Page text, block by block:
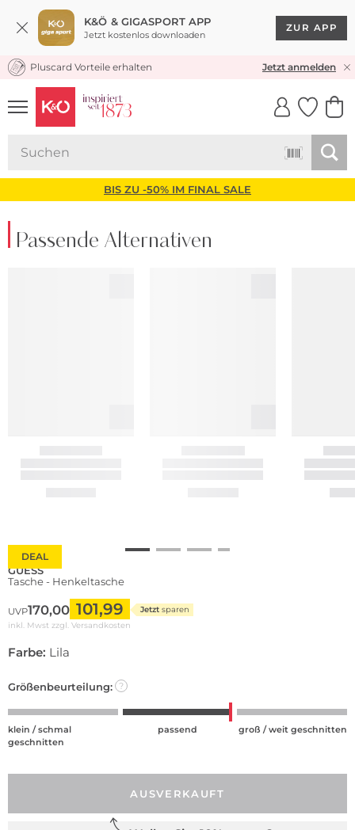
K&Ö & GIGASPORT APP
Jetzt kostenlos downloaden
ZUR APP
KOSTENLOSER VERSAND* & RÜCKVERSAND
Pluscard Vorteile erhalten Jetzt anmelden
UNSERE APP
CLICK &
BIS ZU -50% IM FINAL SALE
Passende Alternativen
DEAL
GUESS
Tasche - Henkeltasche
UVP170,00 101,99 Jetzt sparen
inkl. Mwst zzgl. Versandkosten
Farbe: Lila
Größenbeurteilung: ?
klein / schmal
geschnitten
passend groß / weit geschnitten
AUSVERKAUFT